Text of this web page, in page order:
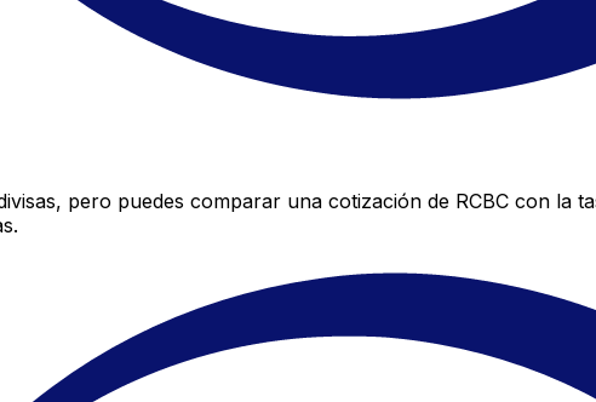
pero puedes comparar una cotización de RCBC con